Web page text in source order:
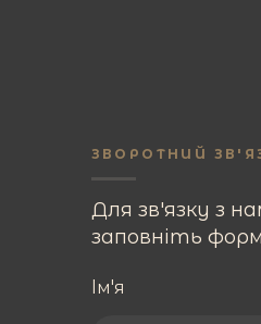
ЗВОРОТНИЙ
Для зв'язку з
заповніть
Ім'я